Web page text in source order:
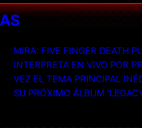
MIRA: FIVE FINGER DEATH
INTERPRETA EN VIVO POR
VEZ EL TEMA PRINCIPAL
SU PRÓXIMO ÁLBUM